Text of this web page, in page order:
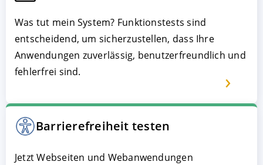
Was tut mein System? Funktionstests sind
entscheidend, um sicherzustellen, dass Ihre
Anwendungen zuverlässig, benutzerfreundlich und
fehlerfrei sind.
Barrierefreiheit testen
Jetzt Webseiten und Webanwendungen